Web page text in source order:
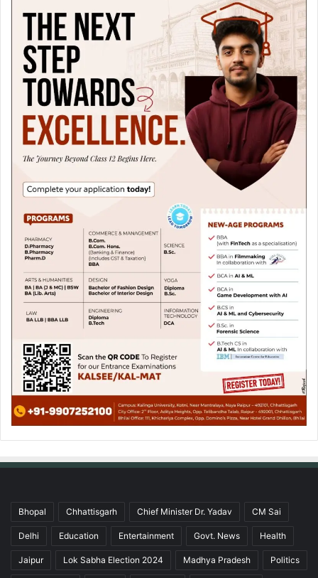
Bhopal Chhattisgarh Chief Minister Dr. Yadav CM Sai
Delhi Education Entertainment Govt. News Health
Jaipur Lok Sabha Election 2024 Madhya Pradesh Politics